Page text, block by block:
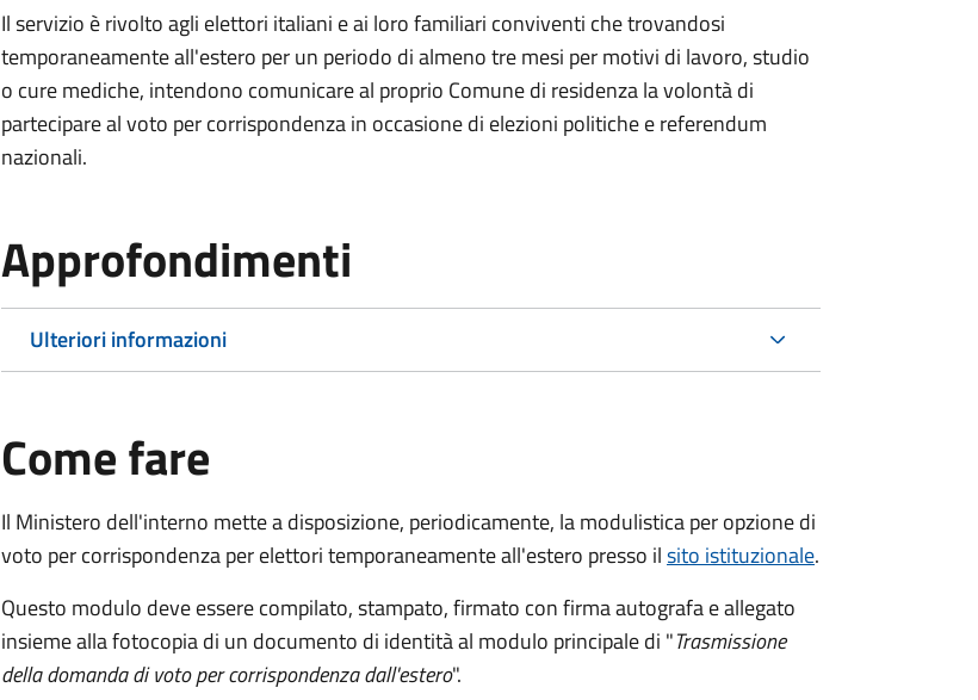
Il servizio è rivolto agli elettori italiani e ai loro familiari conviventi che trovandosi
temporaneamente all'estero per un periodo di almeno tre mesi per motivi di lavoro, studio
o cure mediche, intendono comunicare al proprio Comune di residenza la volontà di
partecipare al voto per corrispondenza in occasione di elezioni politiche e referendum
nazionali.
Approfondimenti
Ulteriori informazioni
Come fare
Il Ministero dell'interno mette a disposizione, periodicamente, la modulistica per opzione di
voto per corrispondenza per elettori temporaneamente all'estero presso ilsito istituzionale.
Questo modulo deve essere compilato, stampato, firmato con firma autografa e allegato
insieme alla fotocopia di un documento di identità al modulo principale di "Trasmissione
della domanda di voto per corrispondenza dall'estero".